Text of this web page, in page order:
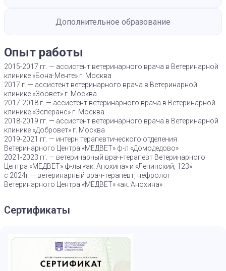
Дополнительное образование
Опыт работы
2015-2017 гг. — ассистент ветеринарного врача в Ветеринарной
клинике «Бона-Менте» г. Москва
2017 г. — ассистент ветеринарного врача в Ветеринарной
клинике «Зоовет» г. Москва
2017-2018 г. — ассистент ветеринарного врача в Ветеринарной
клинике «Эсперанс» г. Москва
2018-2019 гг. — ассистент ветеринарного врача в Ветеринарной
клинике «Добровет» г. Москва
2019-2021 гг. — интерн терапевтического отделения
Ветеринарного Центра «МЕДВЕТ» ф-л «Домодедово»
2021-2023 гг. — ветеринарный врач-терапевт Ветеринарного
Центра «МЕДВЕТ» ф-лы «ак. Анохина» и «Ленинский, 123»
с 2024г — ветеринарный врач-терапевт, нефролог
Ветеринарного Центра «МЕДВЕТ» «ак. Анохина»
Сертификаты